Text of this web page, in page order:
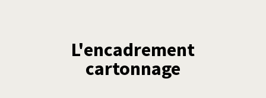
L'encadrement
cartonnage